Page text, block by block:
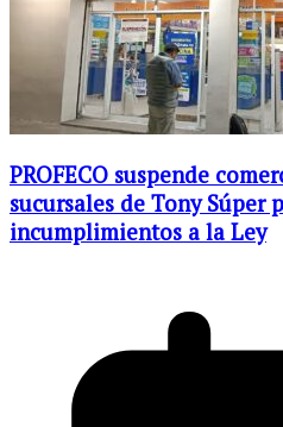
PROFECO suspende
sucursales de Tony Súper
incumplimientos a la Ley